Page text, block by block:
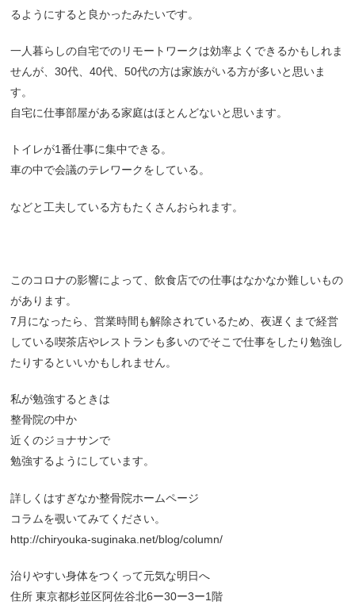
るようにすると良かったみたいです。
一人暮らしの自宅でのリモートワークは効率よくできるかもしれま
せんが、30代、40代、50代の方は家族がいる方が多いと思いま
す。
自宅に仕事部屋がある家庭はほとんどないと思います。
トイレが1番仕事に集中できる。
車の中で会議のテレワークをしている。
などと工夫している方もたくさんおられます。
このコロナの影響によって、飲食店での仕事はなかなか難しいもの
があります。
7月になったら、営業時間も解除されているため、夜遅くまで経営
している喫茶店やレストランも多いのでそこで仕事をしたり勉強し
たりするといいかもしれません。
私が勉強するときは
整骨院の中か
近くのジョナサンで
勉強するようにしています。
詳しくはすぎなか整骨院ホームページ
コラムを覗いてみてください。
http://chiryouka-suginaka.net/blog/column/
治りやすい身体をつくって元気な明日へ
住所 東京都杉並区阿佐谷北6ー30ー3ー1階